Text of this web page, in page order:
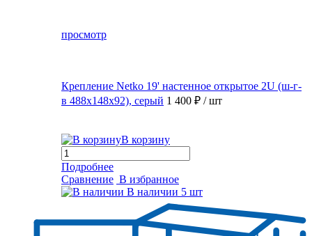
просмотр
Крепление Netko 19' настенное открытое 2U (ш-г-
в 488х148х92), серый 1 400 ₽ / шт
В корзину
Подробнее
Сравнение В избранное
В наличии 5 шт